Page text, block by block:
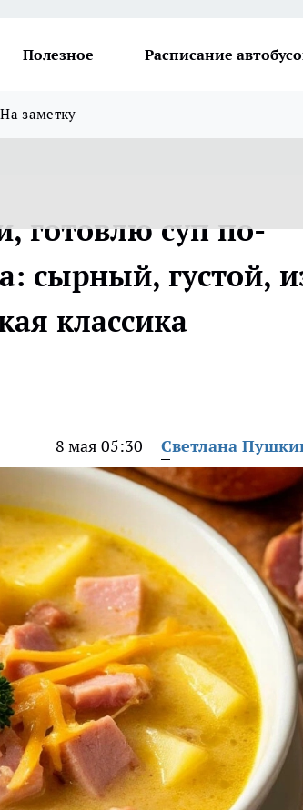
Полезное Расписание
На заметку
готовлю суп по-
сырный, густой,
классика
8 мая 05:30 Светлана